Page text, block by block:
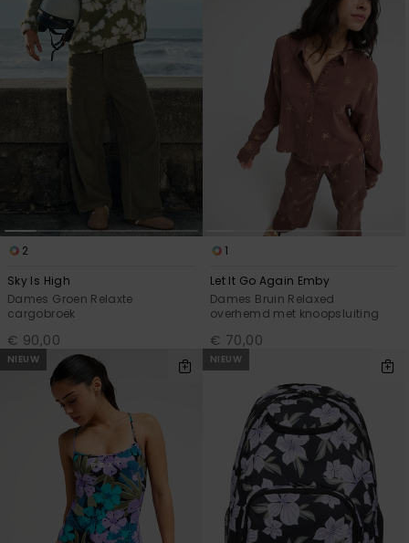
2
Sky Is High
Dames Groen Relaxte
cargobroek
€ 90,00
1
Let It Go Again Emby
Dames Bruin Relaxed
overhemd met knoopsluiting
€ 70,00
NIEUW NIEUW